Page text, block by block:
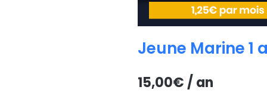
Jeune Marine 1
15,00€ / an